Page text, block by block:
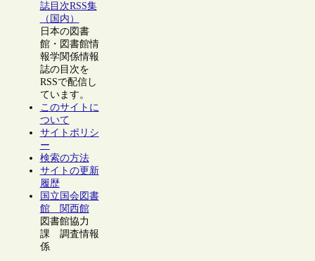
誌目次RSS集
（国内）
日本の図書
館・図書館情
報学関係情報
誌の目次を
RSSで配信し
ています。
このサイトに
ついて
サイトポリシ
ー
検索の方法
サイトの更新
履歴
国立国会図書
館 関西館
図書館協力
課 調査情報
係